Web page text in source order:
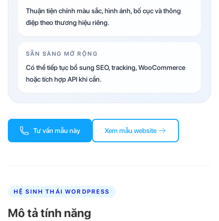
Thuận tiện chỉnh màu sắc, hình ảnh, bố cục và thông
điệp theo thương hiệu riêng.
SẴN SÀNG MỞ RỘNG
Có thể tiếp tục bổ sung SEO, tracking, WooCommerce
hoặc tích hợp API khi cần.
Tư vấn mẫu này Xem mẫu website
HỆ SINH THÁI WORDPRESS
Mô tả tính năng